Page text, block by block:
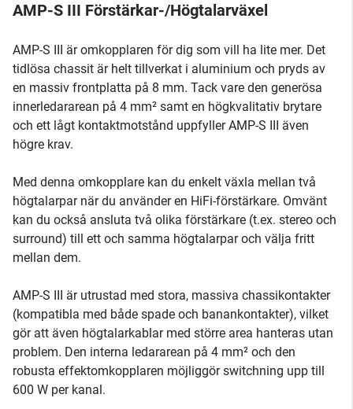
AMP-S III Förstärkar-/Högtalarväxel
AMP-S III är omkopplaren för dig som vill ha lite mer. Det
tidlösa chassit är helt tillverkat i aluminium och pryds av
en massiv frontplatta på 8 mm. Tack vare den generösa
innerledararean på 4 mm² samt en högkvalitativ brytare
och ett lågt kontaktmotstånd uppfyller AMP-S III även
högre krav.
Med denna omkopplare kan du enkelt växla mellan två
högtalarpar när du använder en HiFi-förstärkare. Omvänt
kan du också ansluta två olika förstärkare (t.ex. stereo och
surround) till ett och samma högtalarpar och välja fritt
mellan dem.
AMP-S III är utrustad med stora, massiva chassikontakter
(kompatibla med både spade och banankontakter), vilket
gör att även högtalarkablar med större area hanteras utan
problem. Den interna ledararean på 4 mm² och den
robusta effektomkopplaren möjliggör switchning upp till
600 W per kanal.